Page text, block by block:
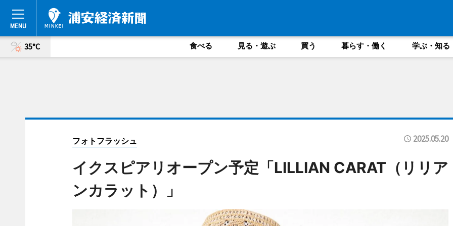
35°C 食べる 見る・遊ぶ 買う 暮らす・働く 学ぶ・知る
フォトフラッシュ 2025.05.20
イクスピアリオープン予定「LILLIAN CARAT（リリア
ンカラット）」